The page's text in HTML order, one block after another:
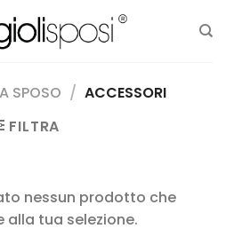
SPOSO / ACCESSORI
FILTRA
nessun prodotto che
alla tua selezione.